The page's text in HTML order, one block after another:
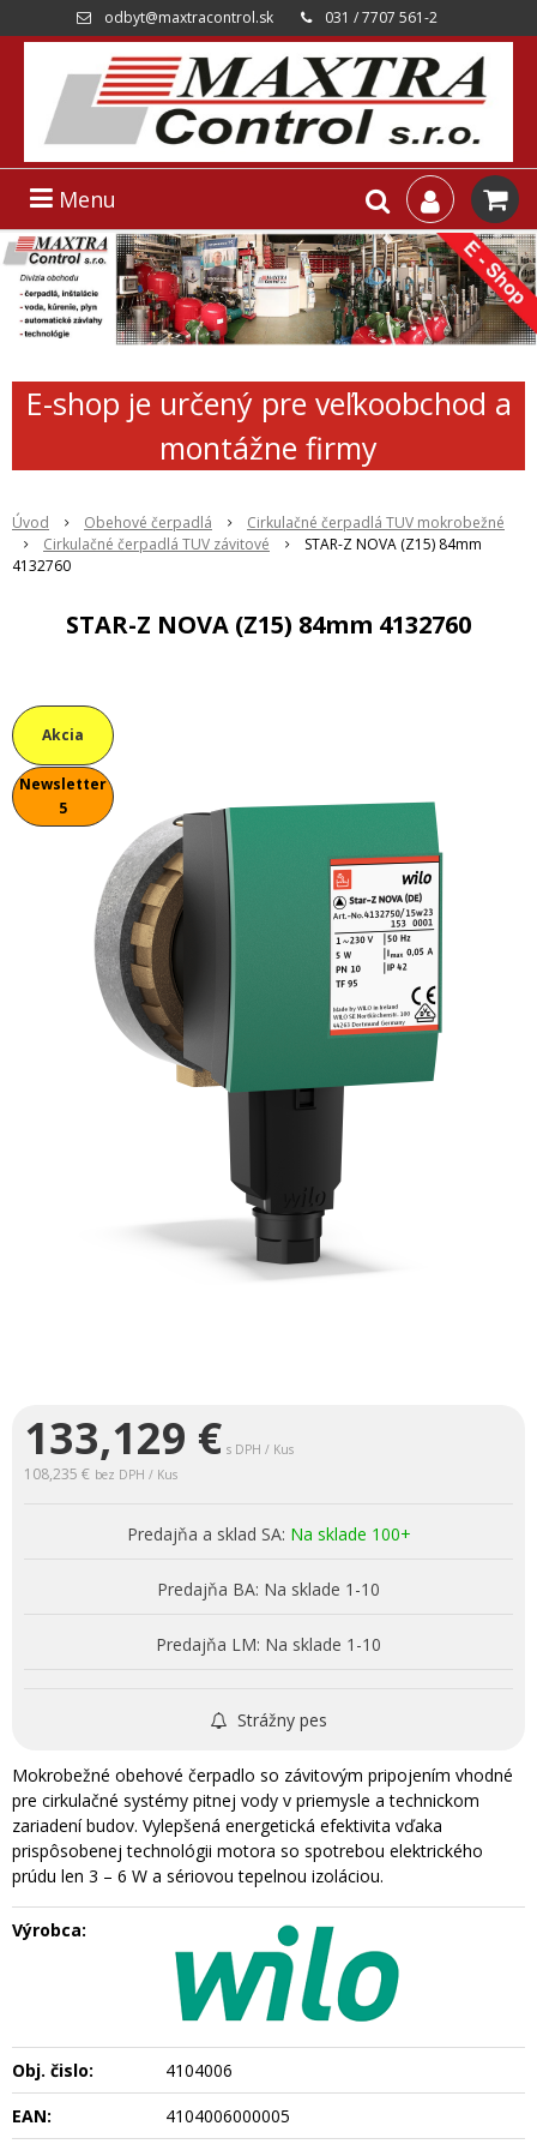
odbyt@maxtracontrol.sk 031 / 7707 561-2
Menu
E-shop je určený pre veľkoobchod a
montážne firmy
Úvod Obehové čerpadlá
Cirkulačné čerpadlá TUV mokrobežné
Cirkulačné čerpadlá TUV závitové
STAR-Z NOVA (Z15) 84mm
4132760
STAR-Z NOVA (Z15) 84mm 4132760
Akcia
Newsletter
5
133,129 € s DPH / Kus
108,235 € bez DPH / Kus
Predajňa a sklad SA: Na sklade 100+
Predajňa BA: Na sklade 1-10
Predajňa LM: Na sklade 1-10
Strážny pes
Mokrobežné obehové čerpadlo so závitovým pripojením vhodné
pre cirkulačné systémy pitnej vody v priemysle a technickom
zariadení budov. Vylepšená energetická efektivita vďaka
prispôsobenej technológii motora so spotrebou elektrického
prúdu len 3 – 6 W a sériovou tepelnou izoláciou.
Výrobca:
Obj. čislo:
4104006
EAN:
4104006000005